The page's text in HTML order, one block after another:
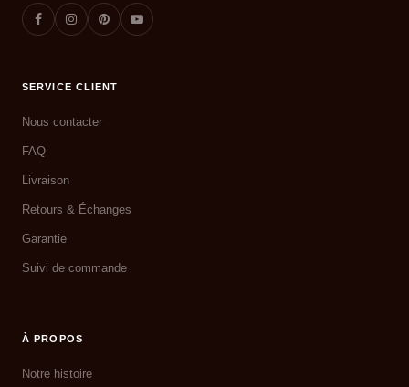
SERVICE CLIENT
Nous contacter
FAQ
Livraison
Retours & Échanges
Garantie
Suivi de commande
À PROPOS
Notre histoire